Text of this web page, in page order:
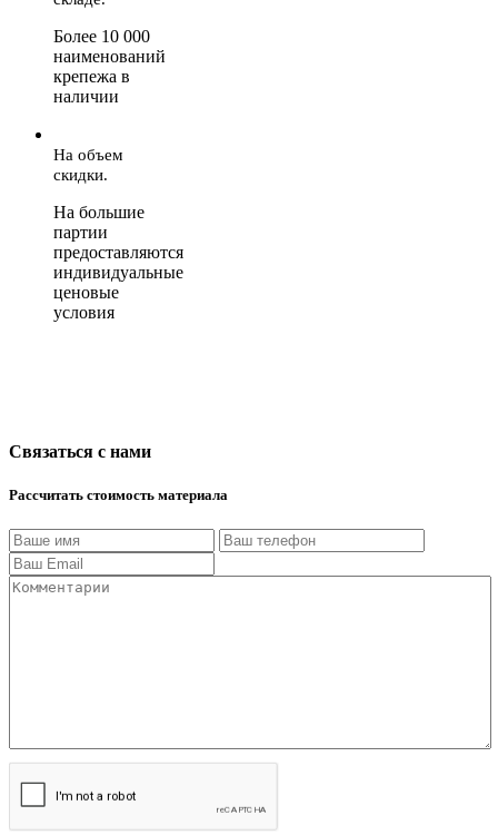
Более 10 000
наименований
крепежа в
наличии
На объем
скидки.
На большие
партии
предоставляются
индивидуальные
ценовые
условия
Связаться с нами
Рассчитать стоимость материала